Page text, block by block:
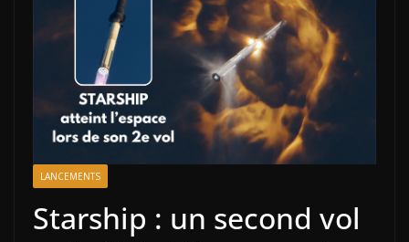
LANCEMENTS
Starship : un second vol